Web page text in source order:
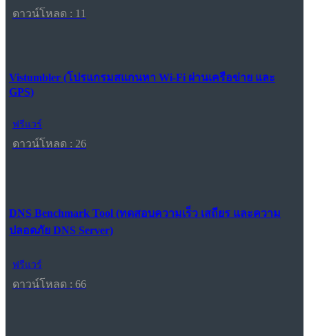
ดาวน์โหลด : 11
Vistumbler (โปรแกรมสแกนหา Wi-Fi ผ่านเครือข่าย และ
GPS)
ฟรีแวร์
ดาวน์โหลด : 26
DNS Benchmark Tool (ทดสอบความเร็ว เสถียร และความ
ปลอดภัย DNS Server)
ฟรีแวร์
ดาวน์โหลด : 66